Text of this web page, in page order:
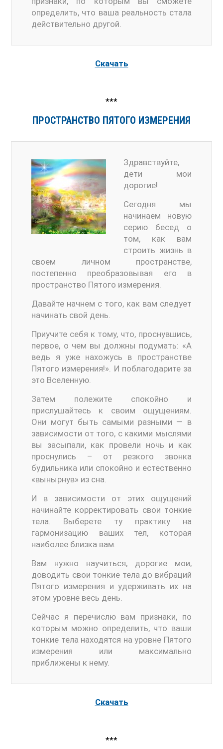
определить, что ваша реальность стала
действительно другой.
Скачать
***
ПРОСТРАНСТВО ПЯТОГО ИЗМЕРЕНИЯ
Здравствуйте,
дети мои
дорогие!
Сегодня мы
начинаем новую
серию бесед о
том, как вам
строить жизнь в
своем личном пространстве,
постепенно преобразовывая его в
пространство Пятого измерения.
Давайте начнем с того, как вам следует
начинать свой день.
Приучите себя к тому, что, проснувшись,
первое, о чем вы должны подумать: «А
ведь я уже нахожусь в пространстве
Пятого измерения!». И поблагодарите за
это Вселенную.
Затем полежите спокойно и
прислушайтесь к своим ощущениям.
Они могут быть самыми разными — в
зависимости от того, с какими мыслями
вы засыпали, как провели ночь и как
проснулись – от резкого звонка
будильника или спокойно и естественно
«вынырнув» из сна.
И в зависимости от этих ощущений
начинайте корректировать свои тонкие
тела. Выберете ту практику на
гармонизацию ваших тел, которая
наиболее близка вам.
Вам нужно научиться, дорогие мои,
доводить свои тонкие тела до вибраций
Пятого измерения и удерживать их на
этом уровне весь день.
Сейчас я перечислю вам признаки, по
которым можно определить, что ваши
тонкие тела находятся на уровне Пятого
измерения или максимально
приближены к нему.
Скачать
***